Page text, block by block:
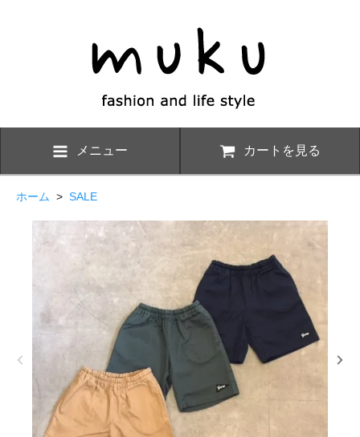
メニュー カートを見る
ホーム > SALE